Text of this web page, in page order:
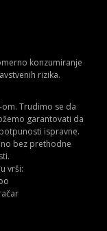
konzumiranje
rizika.
om. Trudimo se da
garantovati da
ispravne.
bez prethodne
vrši: